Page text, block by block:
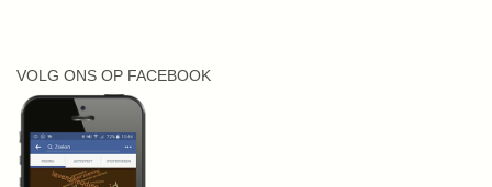
VOLG ONS OP FACEBOOK